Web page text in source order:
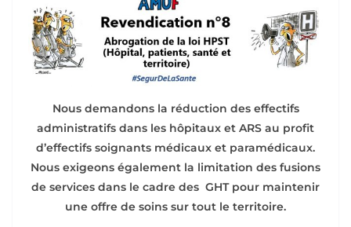
Nous demandons la réduction des effectifs
administratifs dans les hôpitaux et ARS au profit
d’effectifs soignants médicaux et paramédicaux.
Nous exigeons également la limitation des fusions
de services dans le cadre des GHT pour maintenir
une offre de soins sur tout le territoire.